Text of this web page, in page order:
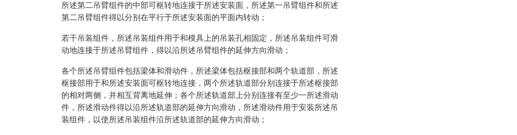
所述第二吊臂组件的中部可枢转地连接于所述安装面，所述第一吊臂组件和所述
第二吊臂组件得以分别在平行于所述安装面的平面内转动；
若干吊装组件，所述吊装组件用于和模具上的吊装孔相固定，所述吊装组件可滑
动地连接于所述吊臂组件，得以沿所述吊臂组件的延伸方向滑动；
各个所述吊臂组件包括梁体和滑动件，所述梁体包括枢接部和两个轨道部，所述
枢接部用于和所述安装面可枢转地连接，两个所述轨道部分别连接于所述枢接部
的相对两侧，并相互背离地延伸；各个所述轨道部上分别连接有至少一所述滑动
件，所述滑动件得以沿所述轨道部的延伸方向滑动，所述滑动件用于安装所述吊
装组件，以使所述吊装组件沿所述轨道部的延伸方向滑动；